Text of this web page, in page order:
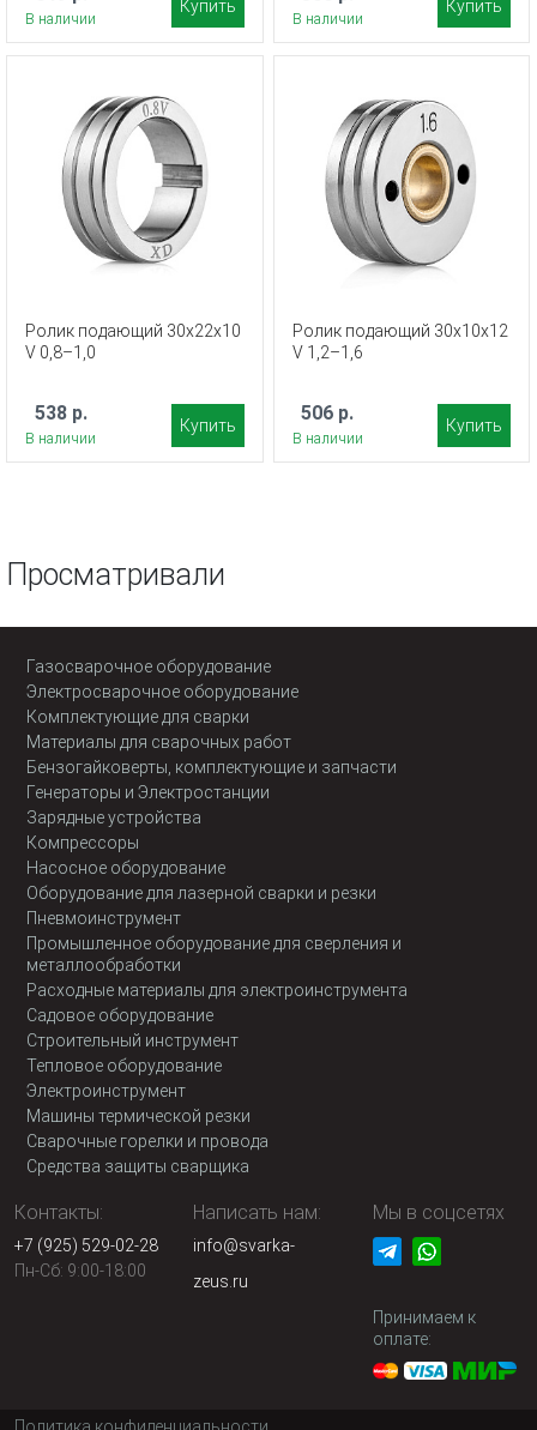
В наличии
Купить
В наличии
Купить
Ролик подающий 30х22х10
V 0,8–1,0
538 р.
В наличии
Купить
Ролик подающий 30х10х12
V 1,2–1,6
506 р.
В наличии
Купить
Просматривали
Газосварочное оборудование
Электросварочное оборудование
Комплектующие для сварки
Материалы для сварочных работ
Бензогайковерты, комплектующие и запчасти
Генераторы и Электростанции
Зарядные устройства
Компрессоры
Насосное оборудование
Оборудование для лазерной сварки и резки
Пневмоинструмент
Промышленное оборудование для сверления и
металлообработки
Расходные материалы для электроинструмента
Садовое оборудование
Строительный инструмент
Тепловое оборудование
Электроинструмент
Машины термической резки
Сварочные горелки и провода
Средства защиты сварщика
Контакты:
+7 (925) 529-02-28
Пн-Сб: 9:00-18:00
Написать нам:
info@svarka-
zeus.ru
Мы в соцсетях
Принимаем к
оплате: